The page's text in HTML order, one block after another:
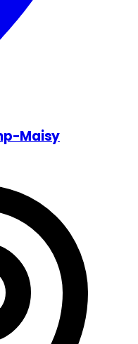
Maisy